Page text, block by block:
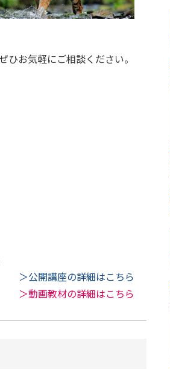
お気軽にご相談ください。
＞公開講座の詳細はこちら
＞動画教材の詳細はこちら